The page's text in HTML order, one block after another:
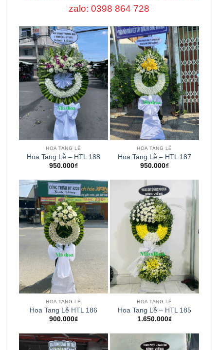
zalo: 0398 864 728
HOA TANG LỄ
Hoa Tang Lễ – HTL 188
950.000₫
HOA TANG LỄ
Hoa Tang Lễ – HTL 187
950.000₫
HOA TANG LỄ
Hoa Tang Lễ HTL 186
900.000₫
HOA TANG LỄ
Hoa Tang Lễ – HTL 185
1.650.000₫